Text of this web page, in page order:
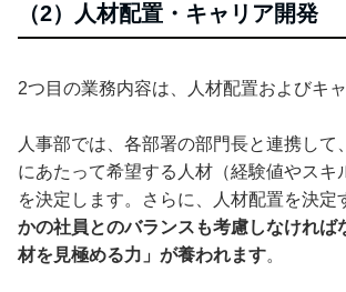
（2）人材配置・キャリア開発
2つ目の業務内容は、人材配置およびキ
人事部では、各部署の部門長と連携して
にあたって希望する人材（経験値やスキ
を決定します。さらに、人材配置を決定
かの社員とのバランスも考慮しなければ
材を見極める力」が養われます。